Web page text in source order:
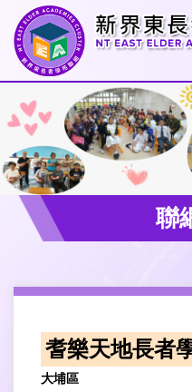
聯
耆樂天地長者
大埔區